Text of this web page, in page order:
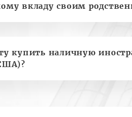
вкладу своим
купить наличную